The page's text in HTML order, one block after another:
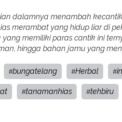
dalamnya menambah
merambat yang hidup liar di
memiliki paras cantik ini
hingga bahan jamu yang
#bungatelang #Herbal #
#tanamanhias #tehbiru